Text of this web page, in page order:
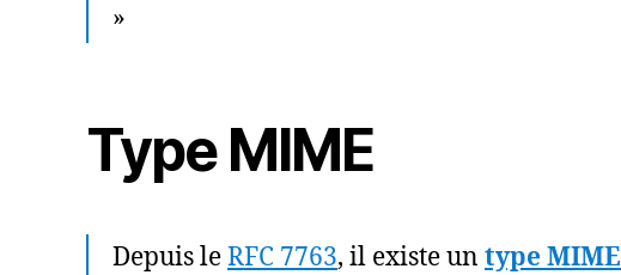
»
Type MIME
Depuis leRFC 7763, il existe un type MIME